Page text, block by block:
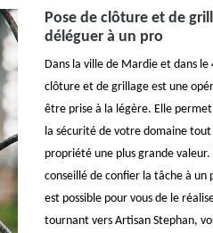
Pose de clôture et de
déléguer à un pro
Dans la ville de Mardie et dans le
clôture et de grillage est une
être prise à la légère. Elle
la sécurité de votre domaine
propriété une plus grande
conseillé de confier la tâche à un
est possible pour vous de le
tournant vers Artisan Stephan,